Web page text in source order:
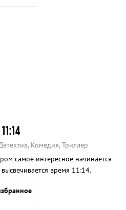
11:14
Комедия, Триллер
самое интересное начинается
высвечивается время 11:14.